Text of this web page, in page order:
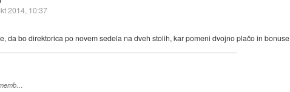
2014, 10:37
da bo direktorica po novem sedela na dveh stolih, kar pomeni dvojno plačo in bonuse